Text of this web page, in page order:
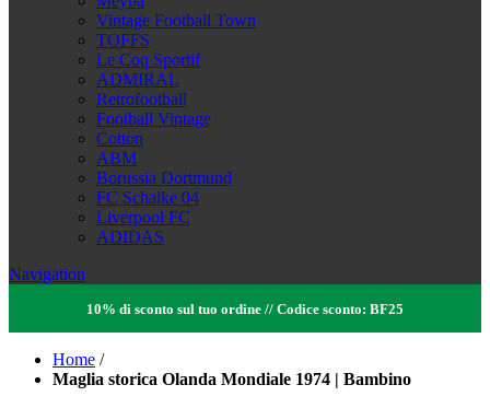
Vintage Football Town
TOFFS
Le Coq Sportif
ADMIRAL
Retrofootball
Football Vintage
Cotton
ABM
Borussia Dortmund
FC Schalke 04
Liverpool FC
ADIDAS
Navigation
10% di sconto sul tuo ordine // Codice sconto: BF25
Home /
Maglia storica Olanda Mondiale 1974 | Bambino